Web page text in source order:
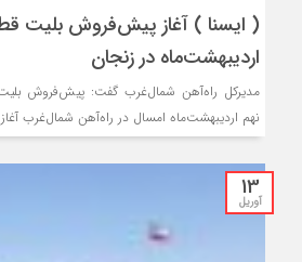
( ایسنا ) آغاز پیش‌فروش بلیت
اردیبهشت‌ماه در زنجان
مدیرکل راه‌آهن شمال‌غرب گفت: پیش‌فروش
نهم اردیبهشت‌ماه امسال در راه‌آهن شمال‌غرب
13
آوریل